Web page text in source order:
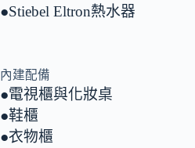
●Stiebel Eltron熱水器
內建配備
●電視櫃與化妝桌
●鞋櫃
●衣物櫃